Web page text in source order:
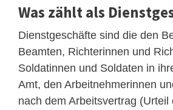
Was zählt als
Dienstgeschäfte sind die den
Beamten, Richterinnen und
Soldatinnen und Soldaten in
Amt, den Arbeitnehmerinnen
nach dem Arbeitsvertrag (Urteil